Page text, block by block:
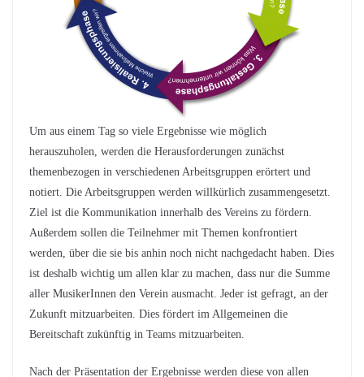
Um aus einem Tag so viele Ergebnisse wie möglich
herauszuholen, werden die Herausforderungen zunächst
themenbezogen in verschiedenen Arbeitsgruppen erörtert und
notiert. Die Arbeitsgruppen werden willkürlich zusammengesetzt.
Ziel ist die Kommunikation innerhalb des Vereins zu fördern.
Außerdem sollen die Teilnehmer mit Themen konfrontiert
werden, über die sie bis anhin noch nicht nachgedacht haben. Dies
ist deshalb wichtig um allen klar zu machen, dass nur die Summe
aller MusikerInnen den Verein ausmacht. Jeder ist gefragt, an der
Zukunft mitzuarbeiten. Dies fördert im Allgemeinen die
Bereitschaft zukünftig in Teams mitzuarbeiten.
Nach der Präsentation der Ergebnisse werden diese von allen